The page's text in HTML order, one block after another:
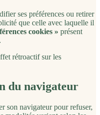
ses préférences ou retirer
que celle avec laquelle il
cookies » présent
rétroactif sur les
du navigateur
son navigateur pour refuser,